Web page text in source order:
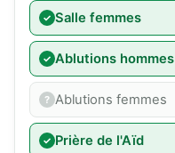
Salle femmes
Ablutions hommes
Ablutions femmes
Prière de l'Aïd